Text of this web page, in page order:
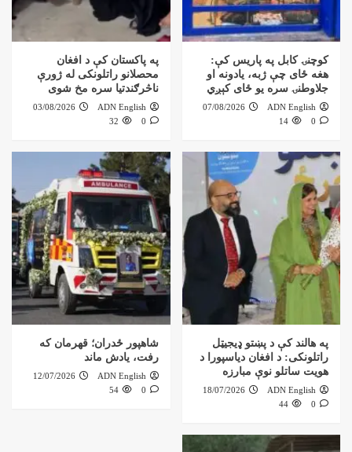
کوچنۍ کابل په پاریس کې:
هغه ځای چې ژبه، یادونه او
جلاوطنۍ سره یو ځای کېږي
ADN English
07/08/2026
0
14
په پاکستان کې د افغان
محصلانو راتلونکی له ژورې
ناڅرګندتیا سره مخ شوی
ADN English
03/08/2026
0
32
په هالند کې د پښتو ډیجیټل
راتلونکی: د افغان دیاسپورا د
هویت ساتلو نوې مبارزه
ADN English
18/07/2026
0
44
شاهپور ځدران؛ قهرمان که
رفت، یادش ماند
ADN English
12/07/2026
0
54